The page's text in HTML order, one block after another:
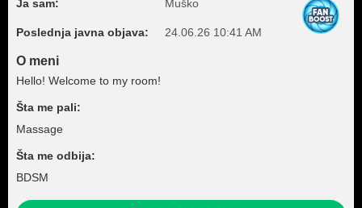
Ja sam: Muško
Poslednja javna objava: 24.06.26 10:41 AM
O meni
Hello! Welcome to my room!
Šta me pali:
Massage
Šta me odbija:
BDSM